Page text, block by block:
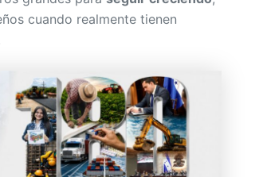
cuando realmente tienen